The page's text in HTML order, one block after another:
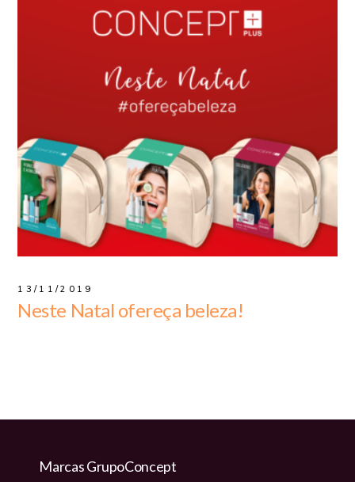
13/11/2019
Neste Natal ofereça beleza!
Marcas GrupoConcept